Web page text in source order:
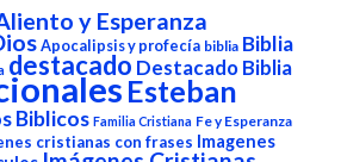
y Esperanza
Apocalipsis y profecía biblia Biblia
destacado Destacado Biblia
Esteban
Biblicos Familia Cristiana Fe y Esperanza
cristianas con frases Imagenes